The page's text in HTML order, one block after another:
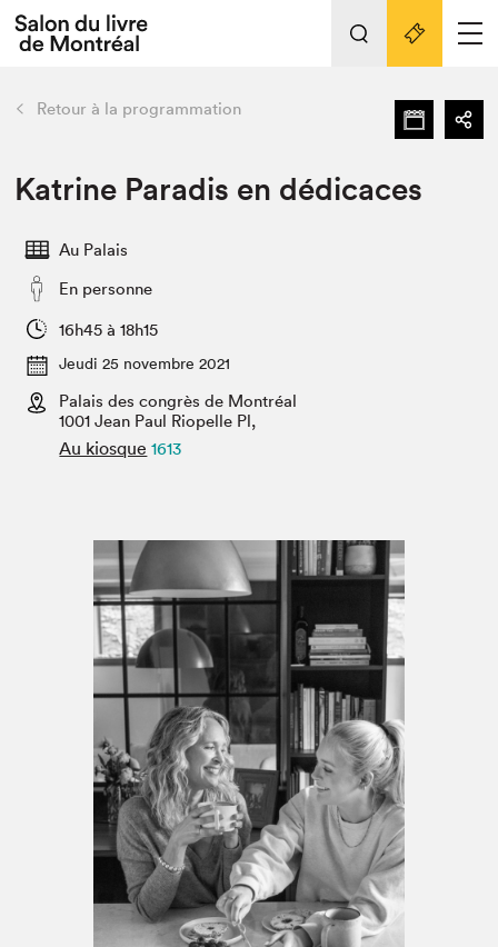
Espace médias
Espace exposant⋅e⋅s
Espace pro
Tout sur l'édition 2022
Actualités
Vidéos et Balados
Club de lecture Braindate
retour Nos activités
Édition 2022
Planifier sa visite
Projets partenaires 2022
Archives
Liens pratiques
Retour à la programmation
Katrine Paradis en dédicaces
Au Palais
En personne
16h45 à 18h15
Jeudi 25 novembre 2021
Palais des congrès de Montréal
1001 Jean Paul Riopelle Pl,
Au kiosque 1613